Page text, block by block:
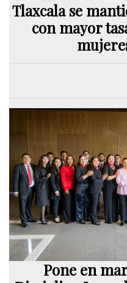
Tlaxcala se
con mayor
Pone en